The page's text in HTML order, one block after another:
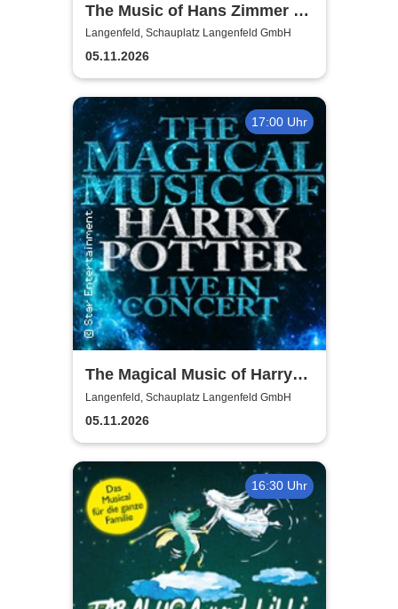
The Music of Hans Zimmer &
Others - A Celebration of Film
Music
Langenfeld, Schauplatz Langenfeld GmbH
05.11.2026
17:00 Uhr
The Magical Music of Harry
Potter - Live in Concert
Langenfeld, Schauplatz Langenfeld GmbH
05.11.2026
16:30 Uhr